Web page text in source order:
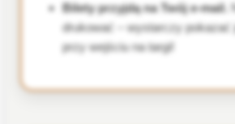
Bilety przyjdą na Twój e-mail.
drukować – wystarczy pokazać
przy wejściu na targi!